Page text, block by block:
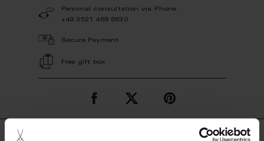
Personal consultation via Phone
+49 3521 468 6630
Secure Payment
Free gift box
description